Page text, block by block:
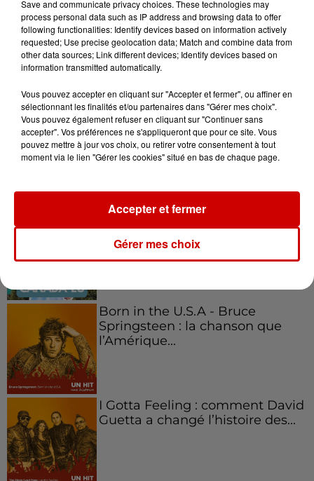
Kelly Massol, figure
emblématique de
l'entrepreneuriat féminin
Aménager un school bus au
Canada et accueillir les bleus à
Boston,...
Born in the U.S.A - Bruce
Springsteen : la chanson que
l’Amérique...
I Gotta Feeling : comment David
Guetta a changé l’histoire des...
Save and communicate privacy choices. These technologies may
process personal data such as IP address and browsing data to offer
following functionalities: Identify devices based on information actively
requested; Use precise geolocation data; Match and combine data from
other data sources; Link different devices; Identify devices based on
information transmitted automatically.
Vous pouvez accepter en cliquant sur "Accepter et fermer", ou affiner en
sélectionnant les finalités et/ou partenaires dans "Gérer mes choix".
Vous pouvez également refuser en cliquant sur "Continuer sans
accepter". Vos préférences ne s'appliqueront que pour ce site. Vous
pouvez mettre à jour vos choix, ou retirer votre consentement à tout
moment via le lien "Gérer les cookies" situé en bas de chaque page.
Gérer mes choix
Accepter et fermer